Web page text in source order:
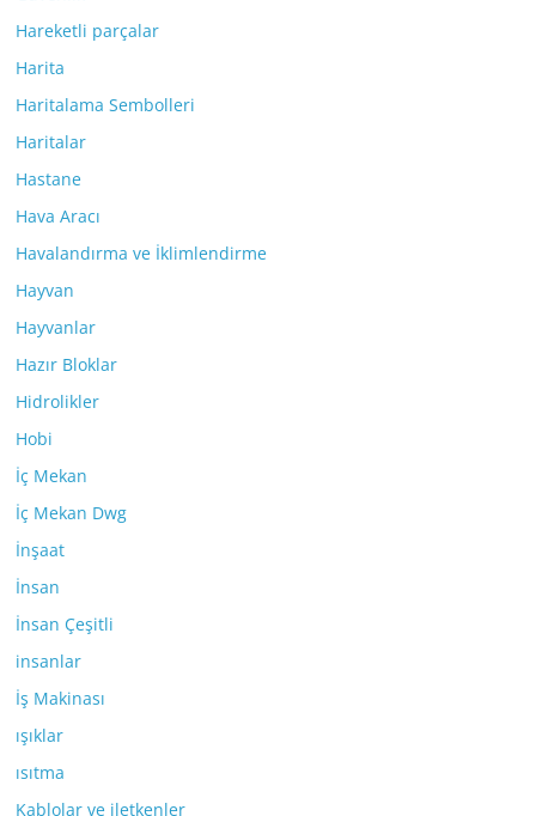
Hareketli parçalar
Harita
Haritalama Sembolleri
Haritalar
Hastane
Hava Aracı
Havalandırma ve İklimlendirme
Hayvan
Hayvanlar
Hazır Bloklar
Hidrolikler
Hobi
İç Mekan
İç Mekan Dwg
İnşaat
İnsan
İnsan Çeşitli
insanlar
İş Makinası
ışıklar
ısıtma
Kablolar ve iletkenler